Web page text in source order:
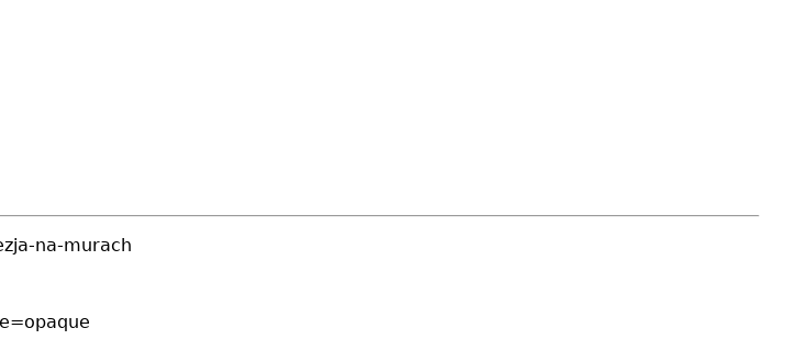
na-murach